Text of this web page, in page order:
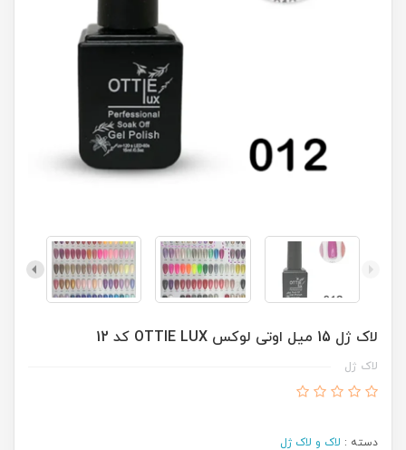
لاک ژل 15 میل اوتی لوکس OTTIE LUX کد 12
لاک ژل
دسته : لاک و لاک ژل